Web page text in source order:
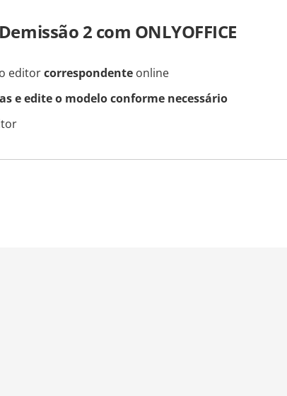
2 com ONLYOFFICE
editorcorrespondente online
e edite o modelo conforme necessário